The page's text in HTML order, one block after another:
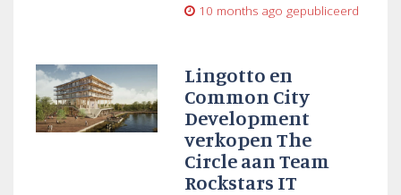
10 months ago gepubliceerd
Lingotto en
Common City
Development
verkopen The
Circle aan Team
Rockstars IT